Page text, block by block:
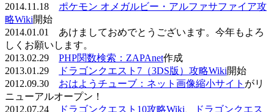
2014.11.18 ポケモン オメガルビー・アルファサファイア攻
略Wiki開始
2014.01.01 あけましておめでとうございます。今年もよろ
しくお願いします。
2013.02.29 PHP関数検索：ZAPAnet作成
2013.01.29
ドラゴンクエスト7（3DS版）攻略Wiki開始
2012.09.30 おはようチューブ：ネット画像縮小サイト がリ
ニューアルオープン！
2012.07.24
ドラゴンクエスト10攻略Wiki
ドラゴンクエス